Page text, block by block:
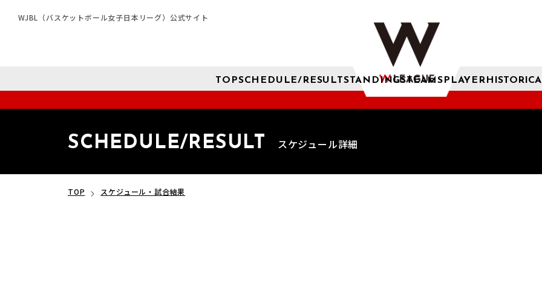
WJBL（バスケットボール女子日本リーグ）公式サイト
TOPSCHEDULE/RESULTSTANDINGSTEAMSPLAYER
SCHEDULE/RESULT スケジュール詳細
TOP スケジュール・試合結果